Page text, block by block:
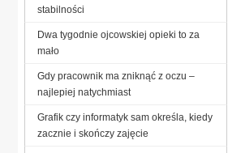
stabilności
Dwa tygodnie ojcowskiej opieki to za
mało
Gdy pracownik ma zniknąć z oczu –
najlepiej natychmiast
Grafik czy informatyk sam określa, kiedy
zacznie i skończy zajęcie